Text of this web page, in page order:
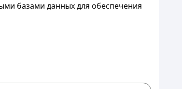
базами данных для обеспечения